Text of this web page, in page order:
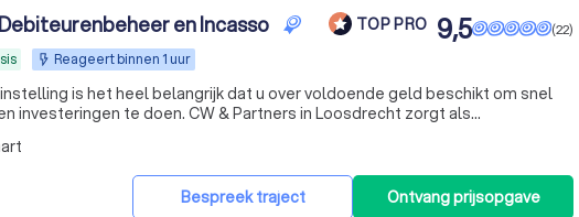
en Incasso TOP PRO
Reageert binnen 1 uur
(22)
9,5
is het heel belangrijk dat u over voldoende geld beschikt om snel
investeringen te doen. CW & Partners in Loosdrecht zorgt als
op de bank doordat uw klant voortaan netjes op tijd uw factuur betaalt.
Bespreek traject
Ontvang prijsopgave